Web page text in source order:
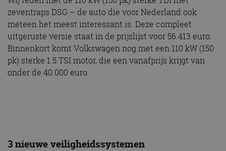
zeventraps DSG – de auto die voor Nederland ook
meteen het meest interessant is. Deze compleet
uitgeruste versie staat in de prijslijst voor 56.413 euro.
Binnenkort komt Volkswagen nog met een 110 kW (150
pk) sterke 1.5 TSI motor, die een vanafprijs krijgt van
onder de 40.000 euro.
3 nieuwe veiligheidssystemen